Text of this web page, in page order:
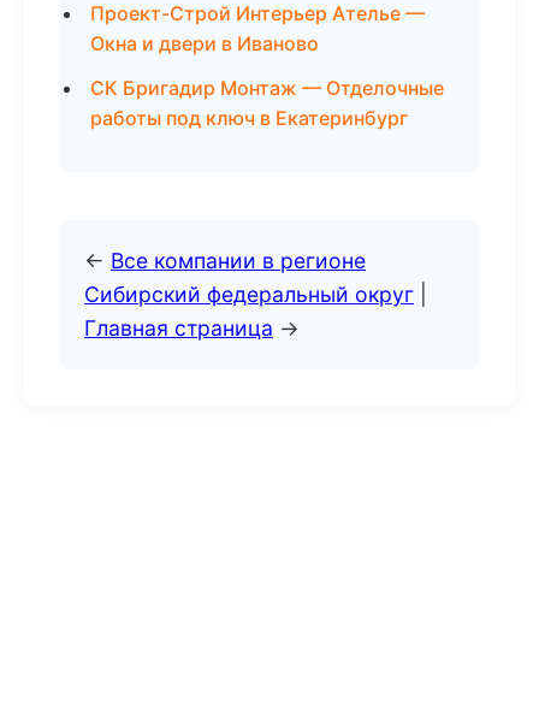
Проект-Строй Интерьер Ателье —
Окна и двери в Иваново
СК Бригадир Монтаж — Отделочные
работы под ключ в Екатеринбург
← Все компании в регионе
Сибирский федеральный округ
Главная страница →